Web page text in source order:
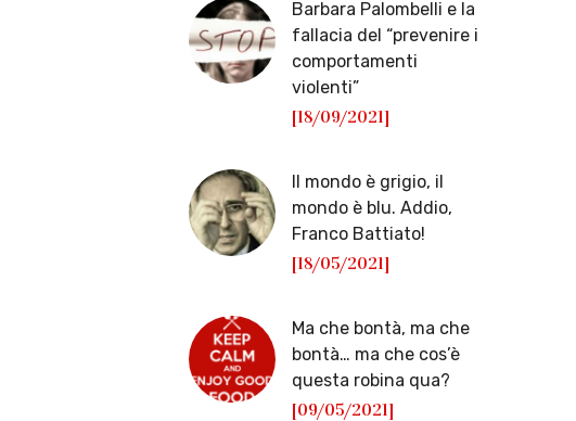
Barbara Palombelli e la
fallacia del “prevenire i
comportamenti
violenti”
[18/09/2021]
Il mondo è grigio, il
mondo è blu. Addio,
Franco Battiato!
[18/05/2021]
Ma che bontà, ma che
bontà… ma che cos’è
questa robina qua?
[09/05/2021]